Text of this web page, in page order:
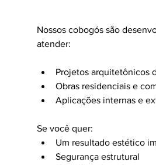
Nossos cobogós são
atender:
Projetos arquitetônicos
Obras residenciais e
Aplicações internas e
Se você quer:
Um resultado estético
Segurança estrutural